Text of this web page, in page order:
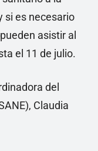
si es necesario
asistir al
el 11 de julio.
del
Claudia